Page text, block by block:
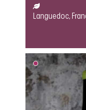
Languedoc,